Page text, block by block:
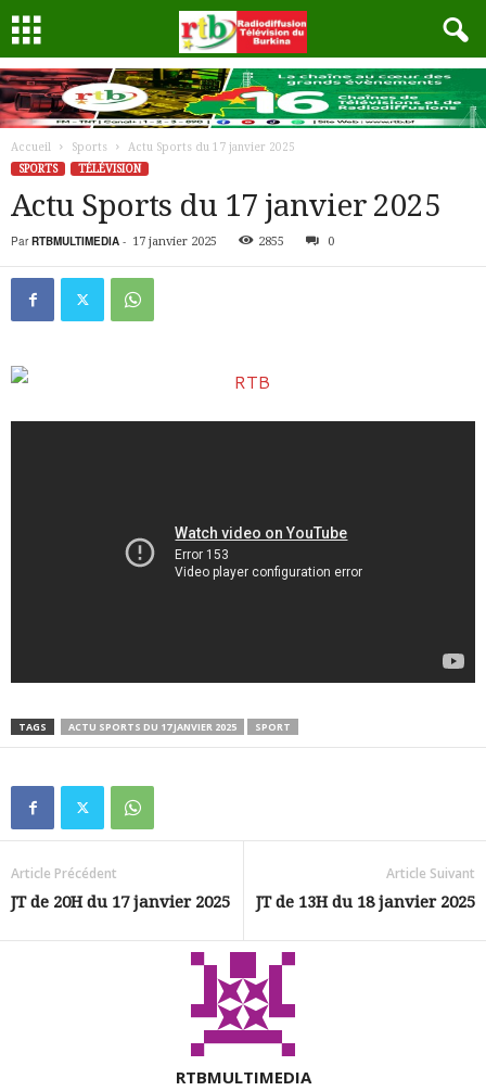
Accueil Sports
Actu Sports du 17 janvier 2025
SPORTS
TÉLÉVISION
Actu Sports du 17 janvier 2025
Par RTBMULTIMEDIA - 17 janvier 2025 2855 0
TAGS ACTU SPORTS DU 17 JANVIER 2025 SPORT
Article Précédent
JT de 20H du 17 janvier 2025
Article Suivant
JT de 13H du 18 janvier 2025
RTBMULTIMEDIA